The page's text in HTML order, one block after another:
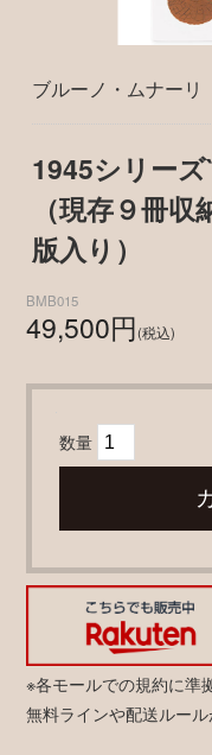
ブルーノ・ムナーリ
1945シリー
（現存９冊
版入り）
BMB015
49,500円(税込)
数量
※各モールでの規約に準
無料ラインや配送ルール